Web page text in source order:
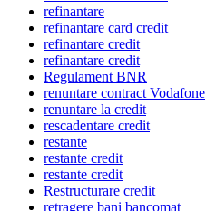
refinantare
refinantare card credit
refinantare credit
refinantare credit
Regulament BNR
renuntare contract Vodafone
renuntare la credit
rescadentare credit
restante
restante credit
restante credit
Restructurare credit
retragere bani bancomat